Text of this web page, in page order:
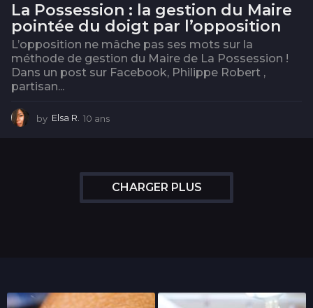
La Possession : la gestion du Maire
pointée du doigt par l’opposition
L’opposition ne mâche pas ses mots sur la
méthode de gestion du Maire de La Possession !
Dans un post sur Facebook, Philippe Robert ,
partisan...
by Elsa R. 10 ans
s
CHARGER PLUS